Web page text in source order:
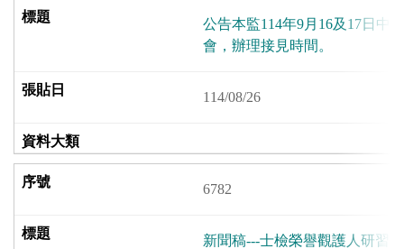
公告本監114年9月16及17日中
會，辦理接見時間。
114/08/26
6782
新聞稿---士檢榮譽觀護人研習